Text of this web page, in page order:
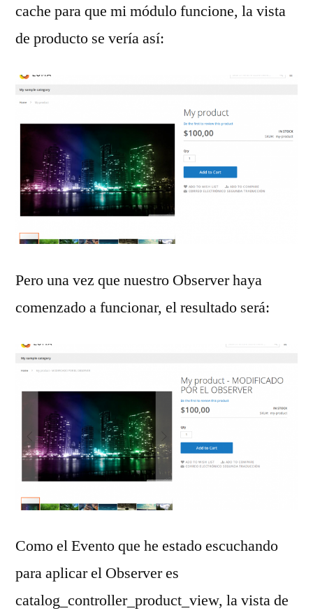
cache para que mi módulo funcione, la vista
de producto se vería así:
Pero una vez que nuestro Observer haya
comenzado a funcionar, el resultado será:
Como el Evento que he estado escuchando
para aplicar el Observer es
catalog_controller_product_view, la vista de